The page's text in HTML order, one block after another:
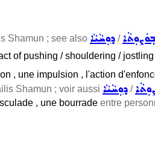
Shamun ; see also ܕܘܼܚܵܝܵܐ /
of pushing / shouldering /
, une impulsion , l'action
Shamun ; voir aussi ܕܘܼܚܵܝܵܐ /
, une bourrade entre